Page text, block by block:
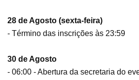
28 de Agosto (sexta-feira)
- Término das inscrições às 23:59
30 de Agosto
- 06:00 - Abertura da secretaria do